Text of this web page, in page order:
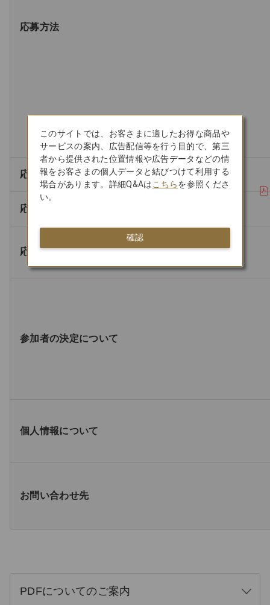
応募方法
応募開始
応募締切
応募先
参加者の決定について
個人情報について
お問い合わせ先
PDFについてのご案内
このサイトでは、お客さまに適したお得な商品や
サービスの案内、広告配信等を行う目的で、第三
者から提供された位置情報や広告データなどの情
報をお客さまの個人データと結びつけて利用する
場合があります。詳細Q&Aはこちらを参照くださ
い。
確認